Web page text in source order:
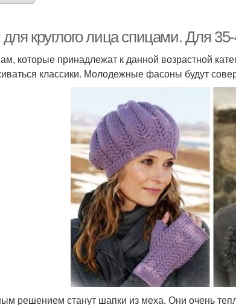
для круглого лица спицами. Для
которые принадлежат к данной возрастной
классики. Молодежные фасоны будут
решением станут шапки из меха. Они очень